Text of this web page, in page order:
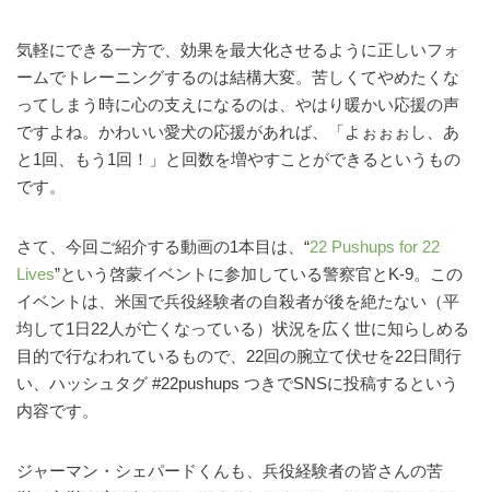
気軽にできる一方で、効果を最大化させるように正しいフォ
ームでトレーニングするのは結構大変。苦しくてやめたくな
ってしまう時に心の支えになるのは、やはり暖かい応援の声
ですよね。かわいい愛犬の応援があれば、「よぉぉぉし、あ
と1回、もう1回！」と回数を増やすことができるというもの
です。
さて、今回ご紹介する動画の1本目は、“22 Pushups for 22
Lives”という啓蒙イベントに参加している警察官とK-9。この
イベントは、米国で兵役経験者の自殺者が後を絶たない（平
均して1日22人が亡くなっている）状況を広く世に知らしめる
目的で行なわれているもので、22回の腕立て伏せを22日間行
い、ハッシュタグ #22pushups つきでSNSに投稿するという
内容です。
ジャーマン・シェパードくんも、兵役経験者の皆さんの苦